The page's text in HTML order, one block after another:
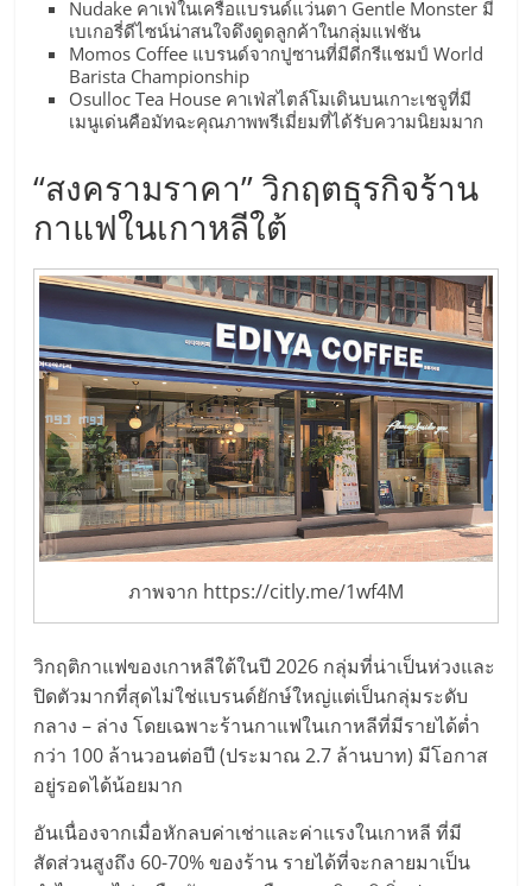
เปิด
ร้าน
ปรึกษา
ฟรี,
บริการ
พัฒนา
ระบบ
แฟ
รน
ไชส์"
"ศูนย์
รวม
ข้อมูล
ธุรกิจ
SME
ประเทศไทย,
ThaiSMEsCenter,
Nudake คาเฟ่ในเครือแบรนด์แว่นตา Gentle Monster มี
เบเกอรี่ดีไซน์น่าสนใจดึงดูดลูกค้าในกลุ่มแฟชัน
Momos Coffee แบรนด์จากปูซานที่มีดีกรีแชมป์ World
Barista Championship
Osulloc Tea House คาเฟ่สไตล์โมเดินบนเกาะเชจูที่มี
เมนูเด่นคือมัทฉะคุณภาพพรีเมี่ยมที่ได้รับความนิยมมาก
“สงครามราคา” วิกฤตธุรกิจร้าน
กาแฟในเกาหลีใต้
ภาพจาก https://citly.me/1wf4M
วิกฤติกาแฟของเกาหลีใต้ในปี 2026 กลุ่มที่น่าเป็นห่วงและ
ปิดตัวมากที่สุดไม่ใช่แบรนด์ยักษ์ใหญ่แต่เป็นกลุ่มระดับ
กลาง – ล่าง โดยเฉพาะร้านกาแฟในเกาหลีที่มีรายได้ต่ำ
กว่า 100 ล้านวอนต่อปี (ประมาณ 2.7 ล้านบาท) มีโอกาส
อยู่รอดได้น้อยมาก
อันเนื่องจากเมื่อหักลบค่าเช่าและค่าแรงในเกาหลี ที่มี
สัดส่วนสูงถึง 60-70% ของร้าน รายได้ที่จะกลายมาเป็น